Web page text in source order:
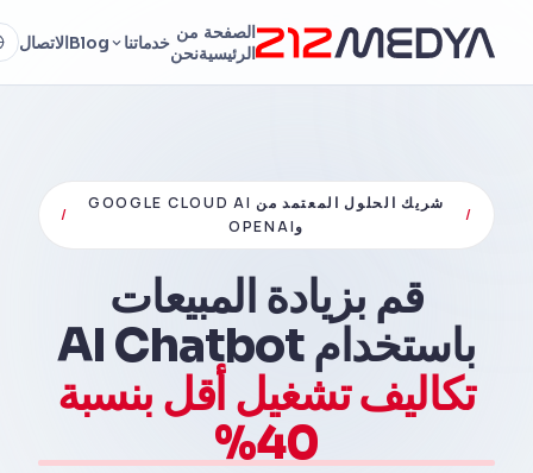
الصفحة
الرئيسية
من
نحنخدماتنا Blogالاتصال
/
شريك الحلول المعتمد من GOOGLE CLOUD AI
وOPENAI
/
قم بزيادة المبيعات
باستخدام AI Chatbot
تكاليف تشغيل أقل بنسبة
40%